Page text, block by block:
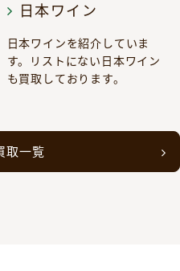
日本ワイン
日本ワインを紹介していま
す。リストにない日本ワイン
も買取しております。
取一覧